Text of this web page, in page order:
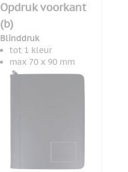
Opdruk voorkant
(b)
Blinddruk
tot 1 kleur
max 70 x 90 mm